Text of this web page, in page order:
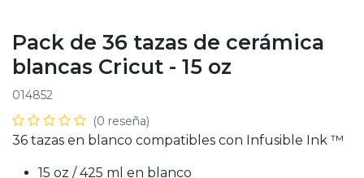
Pack de 36 tazas de cerámica
blancas Cricut - 15 oz
014852
(0 reseña)
36 tazas en blanco compatibles con Infusible Ink ™
15 oz / 425 ml en blanco